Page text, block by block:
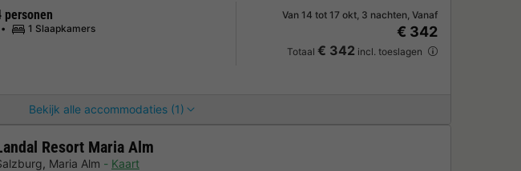
Bekijk alle accommodaties (1)
personen
1 Slaapkamers
Van 14 tot 17 okt, 3 nachten, Vanaf
€ 342
Totaal € 342 incl. toeslagen
Resort Maria Alm
, Maria Alm Kaart